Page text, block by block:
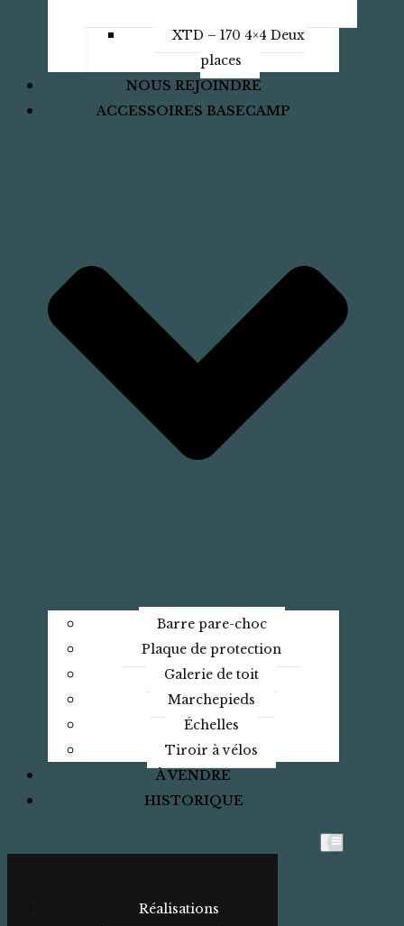
XTD – 170 4×4 Deux
places
NOUS REJOINDRE
ACCESSOIRES BASECAMP
Barre pare-choc
Plaque de protection
Galerie de toit
Marchepieds
Échelles
Tiroir à vélos
À VENDRE
HISTORIQUE
Réalisations